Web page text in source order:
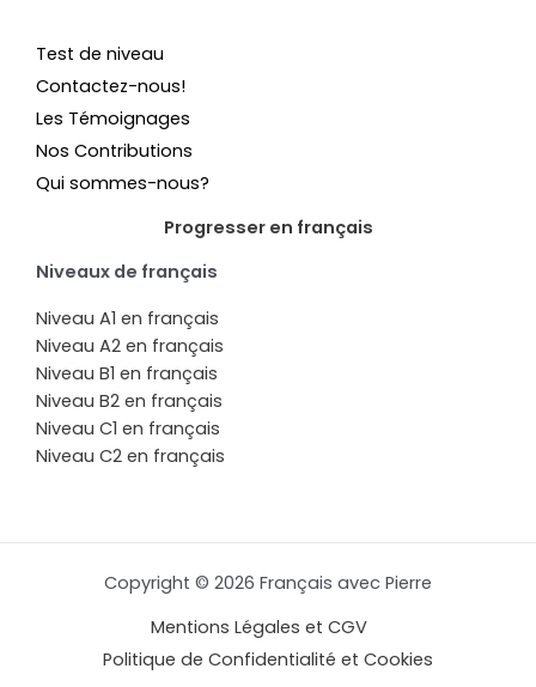
Test de niveau
Contactez-nous!
Les Témoignages
Nos Contributions
Qui sommes-nous?
Progresser en français
Niveaux de français
Niveau A1 en français
Niveau A2 en français
Niveau B1 en français
Niveau B2 en français
Niveau C1 en français
Niveau C2 en français
Copyright © 2026 Français avec Pierre
Mentions Légales et CGV
Politique de Confidentialité et Cookies